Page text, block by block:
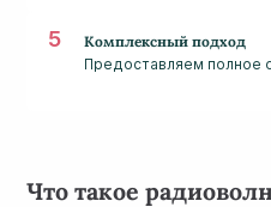
Комплексный подход
Предоставляем полное
Что такое